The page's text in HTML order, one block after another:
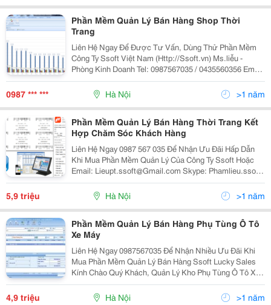
Phần Mềm Quản Lý Bán Hàng Shop Thời
Trang
Liên Hệ Ngay Để Được Tư Vấn, Dùng Thử Phần Mềm
Công Ty Ssoft Việt Nam (Http://Ssoft.vn) Ms.liễu -
Phòng Kinh Doanh Tel: 0987567035 / 0435560356 Email:
Lieupt.ssoft@Gmail.com Skype: Phamlieu.ssoft Yahoo:
Phamlieu_Ssoft Phần Mềm
0987 *** *** Hà Nội >1 năm
Phần Mềm Quản Lý Bán Hàng Thời Trang Kết
Hợp Chăm Sóc Khách Hàng
Liên Hệ Ngay 0987 567 035 Để Nhận Ưu Đãi Hấp Dẫn
Khi Mua Phần Mềm Quản Lý Của Công Ty Ssoft Hoặc
Email: Lieupt.ssoft@Gmail.com Skype: Phamlieu.ssoft
Kính Chào Quý Khách, Ssoft Là Một Trong Những Công
Ty Nổi Tiếng Về Cung Cấp Phần Mềm Cho
5,9 triệu Hà Nội >1 năm
Phần Mềm Quản Lý Bán Hàng Phụ Tùng Ô Tô
Xe Máy
Liên Hệ Ngay 0987567035 Để Nhận Nhiều Ưu Đãi Khi
Mua Phần Mềm Quản Lý Bán Hàng Ssoft Lucky Sales
Kính Chào Quý Khách, Quản Lý Kho Phụ Tùng Ô Tô Xe
Máy Không Phải Là Chuyện Đơn Giản, Vì Đây Là Loại
Hình Kinh Doanh Có Nhiều Đặc Thù Riêng. Phụ
4,9 triệu Hà Nội >1 năm